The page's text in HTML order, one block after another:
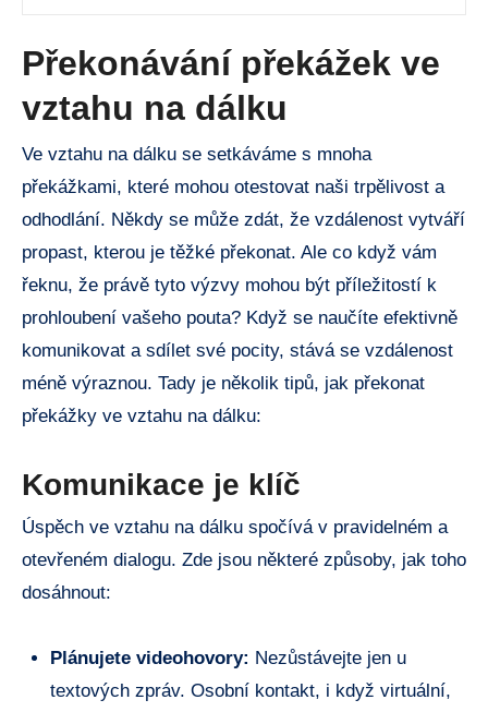
Překonávání překážek ve
vztahu na dálku
Ve vztahu na dálku se setkáváme s mnoha
překážkami, které mohou otestovat naši trpělivost a
odhodlání. Někdy se může zdát, že vzdálenost vytváří
propast, kterou je těžké překonat. Ale co když vám
řeknu, že právě tyto výzvy mohou být příležitostí k
prohloubení vašeho pouta? Když se naučíte efektivně
komunikovat a sdílet své pocity, stává se vzdálenost
méně výraznou. Tady je několik tipů, jak překonat
překážky ve vztahu na dálku:
Komunikace je klíč
Úspěch ve vztahu na dálku spočívá v pravidelném a
otevřeném dialogu. Zde jsou některé způsoby, jak toho
dosáhnout:
Plánujete videohovory: Nezůstávejte jen u
textových zpráv. Osobní kontakt, i když virtuální,